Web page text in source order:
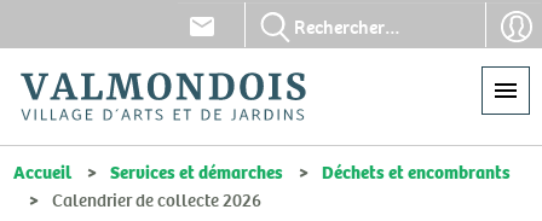
Aller
au
contenu
principal
En-
tête
-
Communication
En-
tête
-
Accueil Services et démarches Déchets et encombrants
Calendrier de collecte 2026